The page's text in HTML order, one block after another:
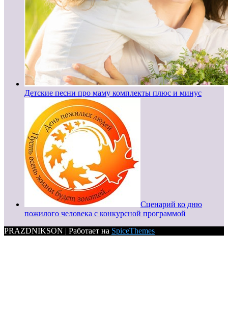
Детские песни про маму комплекты плюс и минус
Сценарий ко дню
пожилого человека с конкурсной программой
PRAZDNIKSON | Работает на SpiceThemes